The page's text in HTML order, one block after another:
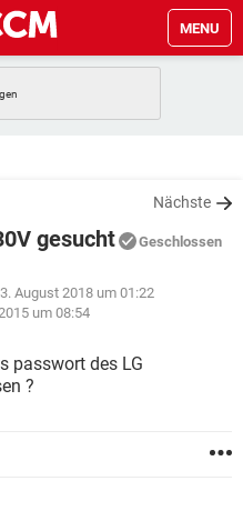
MENU
TIKTOK
TIKTOK
STREAMING
INSTAGRAM
HARDWARE
STREAMING
INSTAGRAM
IOS
Nächste
gesucht Geschlossen
August 2018 um 01:22
um 08:54
passwort des LG
?